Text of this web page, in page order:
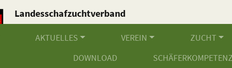
Landesschafzuchtverband
Baden-Württemberg e.V.
AKTUELLES VEREIN ZUCHT
DOWNLOAD